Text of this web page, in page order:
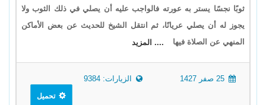
ثوبًا نجسًا يستر به عورته فالواجب عليه أن يصلي في ذلك الثوب ولا
يجوز له أن يصلي عريانًا، ثم انتقل الشيخ للحديث عن بعض الأماكن
المنهي عن الصلاة فيها
.... المزيد
الزيارات: 9384
تحميل